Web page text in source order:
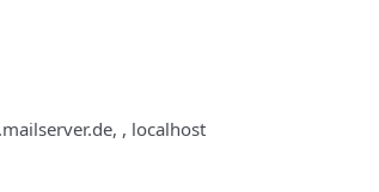
, localhost